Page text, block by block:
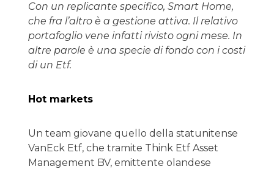
Con un replicante specifico, Smart Home,
che fra l’altro è a gestione attiva. Il relativo
portafoglio vene infatti rivisto ogni mese. In
altre parole è una specie di fondo con i costi
di un Etf.
Hot markets
Un team giovane quello della statunitense
VanEck Etf, che tramite Think Etf Asset
Management BV, emittente olandese